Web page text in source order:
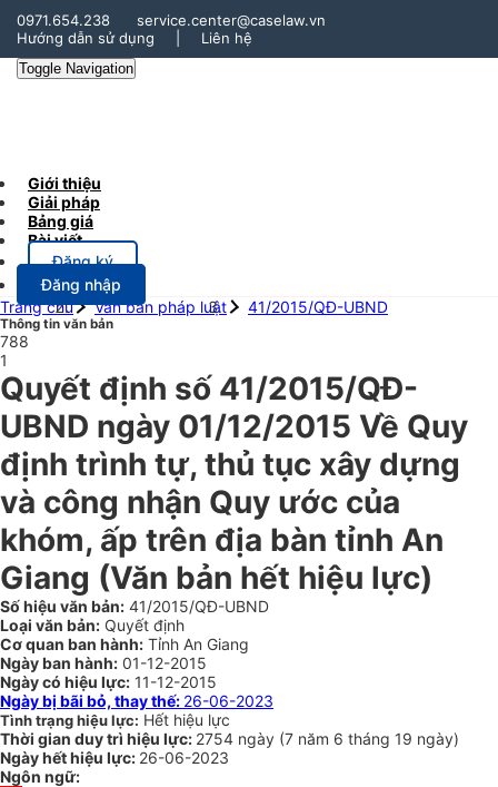
0971.654.238
service.center@caselaw.vn
Hướng dẫn sử dụng
Liên hệ
Toggle Navigation
Giới thiệu
Giải pháp
Bảng giá
Bài viết
Đăng ký
Đăng nhập
Trang chủ
Văn bản pháp luật 41/2015/QĐ-UBND
Thông tin văn bản
788
1
Quyết định số 41/2015/QĐ-
UBND ngày 01/12/2015 Về Quy
định trình tự, thủ tục xây dựng
và công nhận Quy ước của
khóm, ấp trên địa bàn tỉnh An
Giang (Văn bản hết hiệu lực)
Số hiệu văn bản: 41/2015/QĐ-UBND
Loại văn bản: Quyết định
Cơ quan ban hành: Tỉnh An Giang
Ngày ban hành: 01-12-2015
Ngày có hiệu lực: 11-12-2015
Ngày bị bãi bỏ, thay thế: 26-06-2023
Tình trạng hiệu lực: Hết hiệu lực
Thời gian duy trì hiệu lực: 2754 ngày (7 năm 6 tháng 19 ngày)
Ngày hết hiệu lực: 26-06-2023
Ngôn ngữ: